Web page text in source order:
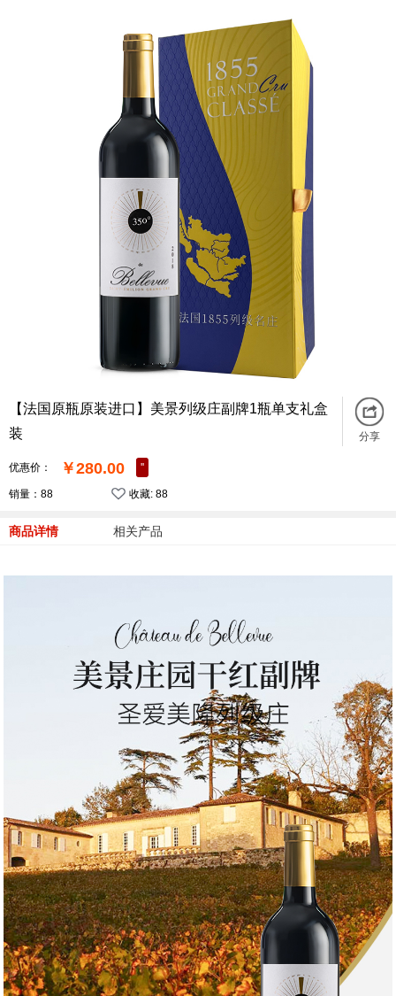
【法国原瓶原装进口】美景列级庄副牌1瓶单支礼盒
装
分享
优惠价： ￥280.00 ''
销量：88 收藏: 88
商品详情 相关产品